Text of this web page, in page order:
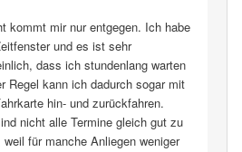
kommt mir nur entgegen. Ich habe
und es ist sehr
dass ich stundenlang warten
Regel kann ich dadurch sogar mit
hin- und zurückfahren.
nicht alle Termine gleich gut zu
für manche Anliegen weniger